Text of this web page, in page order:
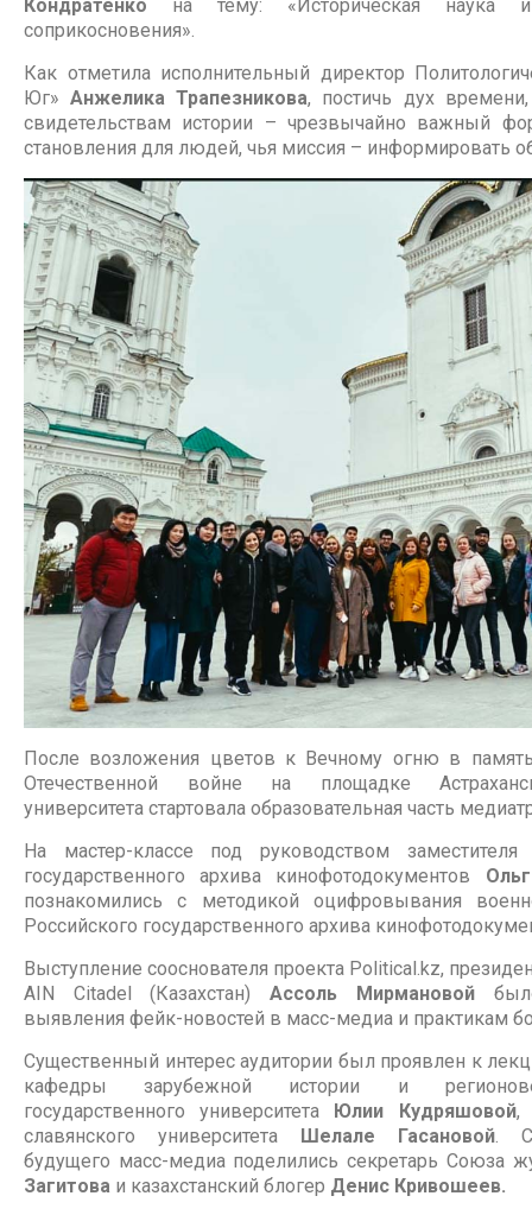
Кондратенко на тему: «Историческая наука
соприкосновения».
Как отметила исполнительный директор
Юг» Анжелика Трапезникова, постичь дух
свидетельствам истории – чрезвычайно важный
становления для людей, чья миссия – информировать
После возложения цветов к Вечному огню в
Отечественной войне на площадке
университета стартовала образовательная часть
На мастер-классе под руководством заместителя
государственного архива кинофотодокументов
познакомились с методикой оцифровывания
Российского государственного архива
Выступление сооснователя проекта Political.kz,
AIN Citadel (Казахстан) Ассоль Мирмановой
выявления фейк-новостей в масс-медиа и практикам
Существенный интерес аудитории был проявлен к
кафедры зарубежной истории и
государственного университета Юлии Кудряшовой,
славянского университета Шелале Гасановой .
будущего масс-медиа поделились секретарь Союза
Загитова и казахстанский блогер Денис Кривошеев.